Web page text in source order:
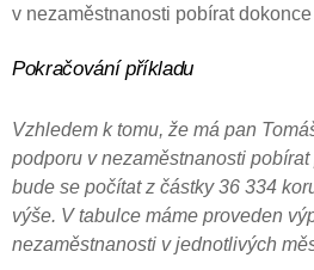
v nezaměstnanosti pobírat
Pokračování příkladu
Vzhledem k tomu, že má pan
podporu v nezaměstnanosti
bude se počítat z částky 36 334
výše. V tabulce máme proveden
nezaměstnanosti v jednotlivých